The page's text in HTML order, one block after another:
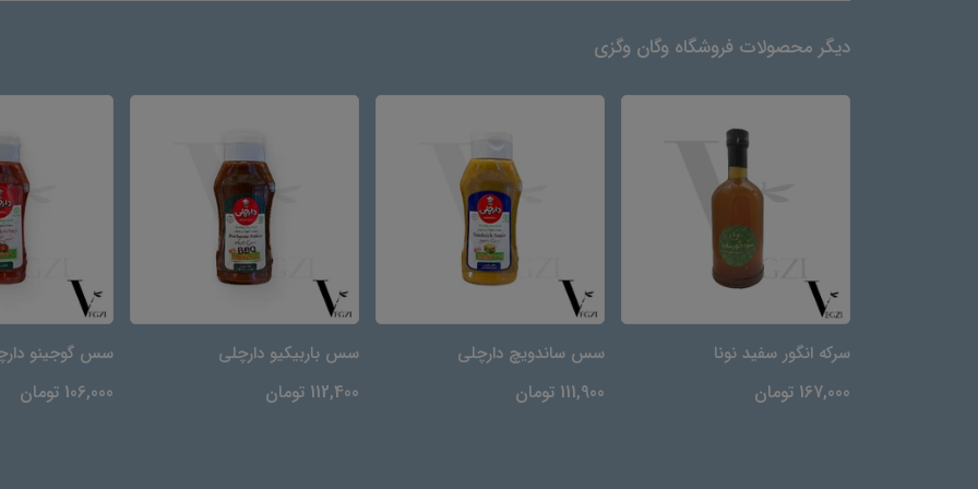
دیگر محصولات فروشگاه وگان وگزی
سرکه انگور سفید نونا
167,000 تومان
سس ساندویچ دارچلی
111,900 تومان
سس باربیکیو دارچلی
112,400 تومان
سس گوجینو
106,000 تومان